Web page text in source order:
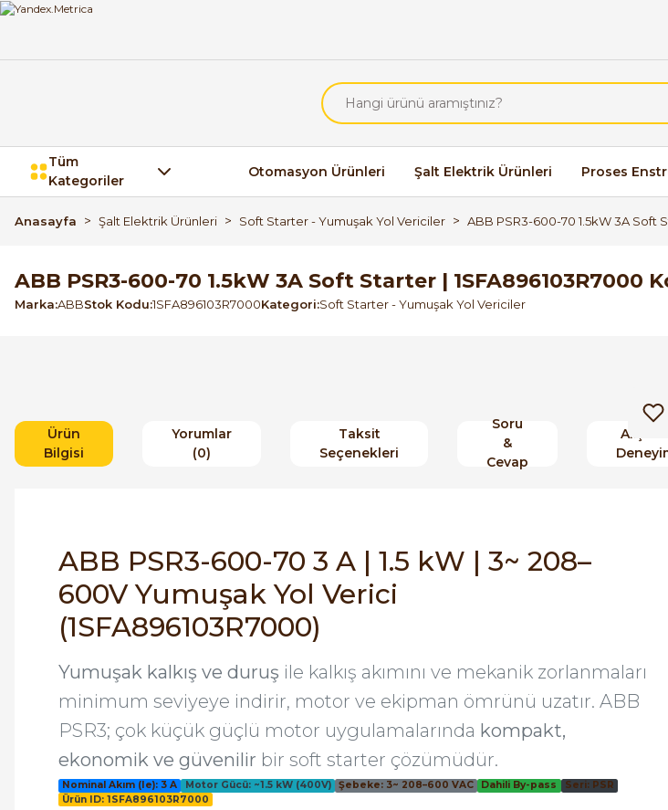
Tüm
Kategoriler
Otomasyon Ürünleri Şalt Elektrik Ürünleri Proses
Anasayfa Şalt Elektrik Ürünleri Soft Starter - Yumuşak Yol Vericiler ABB PSR3-600-70 1.5kW 3A Soft
ABB PSR3-600-70 1.5kW 3A Soft Starter |
Marka ABBStok Kodu 1SFA896103R7000Kategori Soft Starter - Yumuşak Yol Vericiler
Ürün
Bilgisi
Yorumlar
(0)
Taksit
Seçenekleri
Soru
&
Cevap
ABB PSR3-600-70 3 A | 1.5 kW | 3~ 208–
600V Yumuşak Yol Verici
(1SFA896103R7000)
Yumuşak kalkış ve duruş ile kalkış akımını ve mekanik zorlanmaları
minimum seviyeye indirir, motor ve ekipman ömrünü uzatır. ABB
PSR3; çok küçük güçlü motor uygulamalarında kompakt,
ekonomik ve güvenilir bir soft starter çözümüdür.
Nominal Akım (Ie): 3 A Motor Gücü: ~1.5 kW (400V) Şebeke: 3~ 208–600 VAC Dahili By-pass
Seri: PSR
Ürün ID: 1SFA896103R7000